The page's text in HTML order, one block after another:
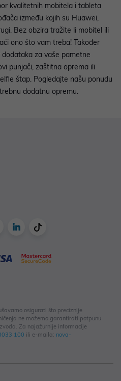
kvalitetnih mobitela i tableta
između kojih su Huawei,
Bez obzira tražite li mobitel ili
ono što vam treba! Također
za vaše pametne
punjači, zaštitna oprema ili
štap. Pogledajte našu ponudu
dodatnu opremu.
osigurati što preciznije
ne možemo garantirati potpunu
Za najažurnije informacije
100 ili e-maila: nova-